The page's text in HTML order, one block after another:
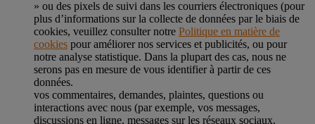
» ou des pixels de suivi dans les courriers électroniques (pour
plus d’informations sur la collecte de données par le biais de
cookies, veuillez consulter notre Politique en matière de
cookies pour améliorer nos services et publicités, ou pour
notre analyse statistique. Dans la plupart des cas, nous ne
serons pas en mesure de vous identifier à partir de ces
données.
vos commentaires, demandes, plaintes, questions ou
interactions avec nous (par exemple, vos messages,
discussions en ligne, messages sur les réseaux sociaux,